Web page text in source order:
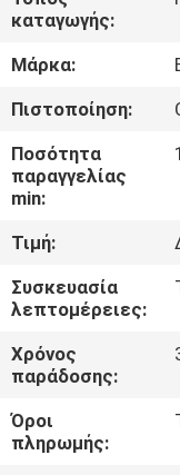
ΕΜΆΣ
ΕΠΙΣΚΈΨΕΙΣ
ΣΤΟ
ΕΡΓΟΣΤΆΣΙΟ
ΈΛΕΓΧΟΣ
ΠΟΙΌΤΗΤΑΣ
ΜΑΖΊ
ΜΑΣ
καταγωγής:
Μάρκα:
Πιστοποίηση:
Ποσότητα
παραγγελίας
min:
Τιμή:
Συσκευασία
λεπτομέρειες:
Χρόνος
παράδοσης:
Όροι
πληρωμής: